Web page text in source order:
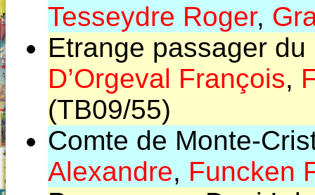
Tesseydre Roger,
Etrange passager
D’Orgeval François,
(TB09/55)
Comte de Monte-
Alexandre, Funcken